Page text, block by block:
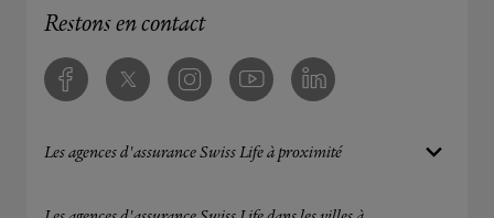
Restons en contact
FacebookTwitter InstagramYoutube Linkedin
Les agences d'assurance Swiss Life à proximité